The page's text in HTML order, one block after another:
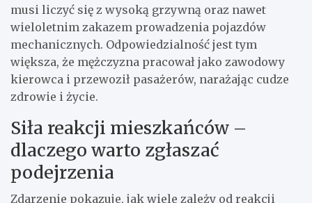
musi liczyć się z wysoką grzywną oraz nawet
wieloletnim zakazem prowadzenia pojazdów
mechanicznych. Odpowiedzialność jest tym
większa, że mężczyzna pracował jako zawodowy
kierowca i przewoził pasażerów, narażając cudze
zdrowie i życie.
Siła reakcji mieszkańców –
dlaczego warto zgłaszać
podejrzenia
Zdarzenie pokazuje, jak wiele zależy od reakcji